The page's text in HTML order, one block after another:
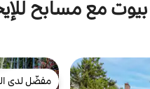
بيوت مع مسابح
مفضّل لدى